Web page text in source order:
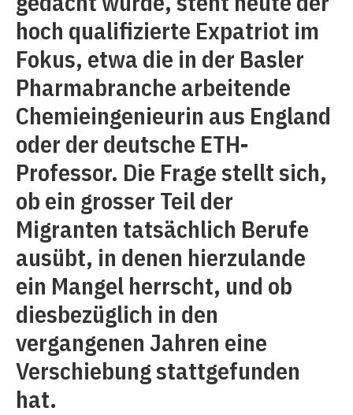
hoch qualifizierte Expatriot im
Fokus, etwa die in der Basler
Pharmabranche arbeitende
Chemieingenieurin aus England
oder der deutsche ETH-
Professor. Die Frage stellt sich,
ob ein grosser Teil der
Migranten tatsächlich Berufe
ausübt, in denen hierzulande
ein Mangel herrscht, und ob
diesbezüglich in den
vergangenen Jahren eine
Verschiebung stattgefunden
hat.